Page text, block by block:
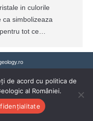
in culorile
ca simbolizeaza
tot ce…
de acord cu politica de
al României.